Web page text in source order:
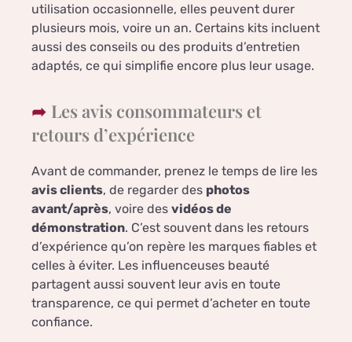
utilisation occasionnelle, elles peuvent durer
plusieurs mois, voire un an. Certains kits incluent
aussi des conseils ou des produits d’entretien
adaptés, ce qui simplifie encore plus leur usage.
Les avis consommateurs et
retours d’expérience
Avant de commander, prenez le temps de lire les
avis clients, de regarder des photos
avant/après, voire des vidéos de
démonstration. C’est souvent dans les retours
d’expérience qu’on repère les marques fiables et
celles à éviter. Les influenceuses beauté
partagent aussi souvent leur avis en toute
transparence, ce qui permet d’acheter en toute
confiance.